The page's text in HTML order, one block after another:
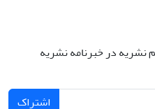
نشریه در خبرنامه نشریه
اشتراک